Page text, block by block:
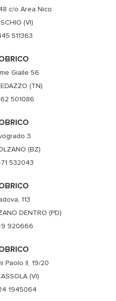
c/o Area Nico
(VI)
511363
Gialle 56
(TN)
501086
3
(BZ)
532043
113
DENTRO (PD)
920666
Paolo II, 19/20
(VI)
1945064